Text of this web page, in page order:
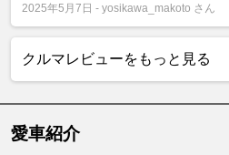
2025年5月7日 - yosikawa_makoto さん
クルマレビューをもっと見る
愛車紹介